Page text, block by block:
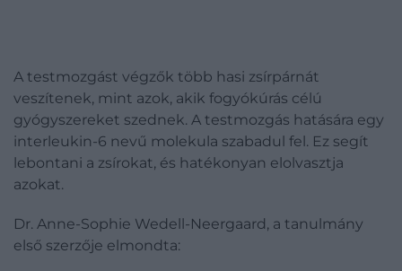
A testmozgást végzők több hasi zsírpárnát
veszítenek, mint azok, akik fogyókúrás célú
gyógyszereket szednek. A testmozgás hatására egy
interleukin-6 nevű molekula szabadul fel. Ez segít
lebontani a zsírokat, és hatékonyan elolvasztja
azokat.
Dr. Anne-Sophie Wedell-Neergaard, a tanulmány
első szerzője elmondta: